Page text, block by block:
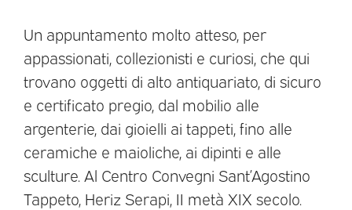
Un appuntamento molto atteso, per
appassionati, collezionisti e curiosi, che qui
trovano oggetti di alto antiquariato, di sicuro
e certificato pregio, dal mobilio alle
argenterie, dai gioielli ai tappeti, fino alle
ceramiche e maioliche, ai dipinti e alle
sculture. Al Centro Convegni Sant’Agostino
Tappeto, Heriz Serapi, II metà XIX secolo.